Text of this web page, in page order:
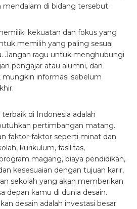
di bidang tersebut.
kekuatan dan fokus yang
memilih yang paling sesuai
Jangan ragu untuk menghubungi
pengajar atau alumni, dan
mungkin informasi sebelum
di Indonesia adalah
pertimbangan matang.
faktor-faktor seperti minat dan
kurikulum, fasilitas,
magang, biaya pendidikan,
kesesuaian dengan tujuan karir,
sekolah yang akan memberikan
depan kamu di dunia desain.
desain adalah investasi besar